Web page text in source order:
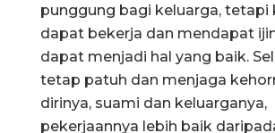
punggung bagi keluarga, tetapi
dapat bekerja dan mendapat
dapat menjadi hal yang baik.
tetap patuh dan menjaga
dirinya, suami dan keluarganya,
pekerjaannya lebih baik